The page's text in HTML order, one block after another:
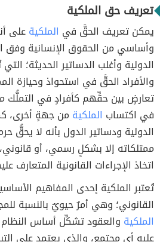
تعريف حق الملكية
يمكن تعريف الحقَّ في الملكيةعلى
وأساسي من الحقوق الإنسانية وفق
الدولية وأغلب الدساتير الحديثة؛
والأفراد الحقَّ في استحواذ وحيازة
تعارضٍ بين حقِّهم كأفرادٍ في
في اكتساب الملكية من جهةٍ أخرى،
الدولية ودساتير الدول بأنه لا يحقُّ
ممتلكاته إلا بشكلٍ رسمي، أو
اتخاذ الإجراءات القانونية المتعارف
تُعتبر الملكية إحدى المفاهيم
القانوني؛ وهي أمرٌ حيويٌ بالنسبة
الملكية والعقود تشكِّل أساس
عليه أي مجتمع، والذي يعتمد على